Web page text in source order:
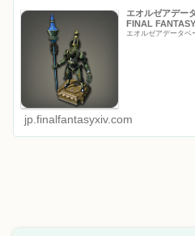
エオルゼアデー
FINAL
エオルゼアデータベ
jp.finalfantasyxiv.com